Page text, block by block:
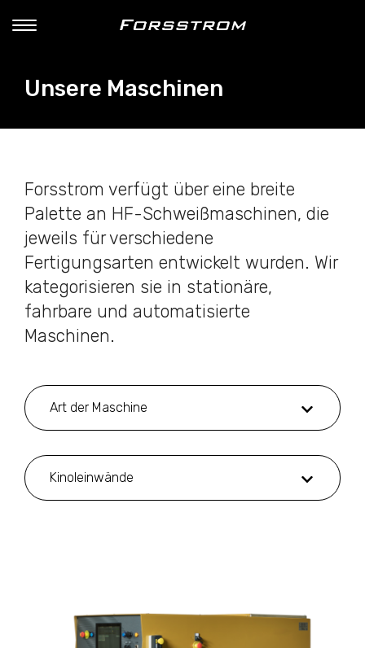
Unsere Maschinen
Forsstrom verfügt über eine breite
Palette an HF-Schweißmaschinen, die
jeweils für verschiedene
Fertigungsarten entwickelt wurden. Wir
kategorisieren sie in stationäre,
fahrbare und automatisierte
Maschinen.
Art der Maschine
Kinoleinwände